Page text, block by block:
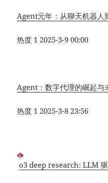
Agent元年：从聊天机器人
热度 1 2025-3-9 00:00
Agent：数字代理的崛起与
热度 1 2025-3-8 23:56
o3 deep research: LLM